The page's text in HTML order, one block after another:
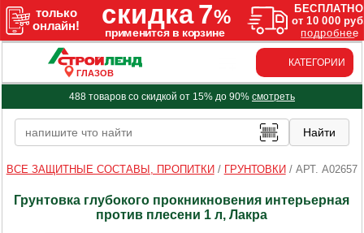
ГЛАЗОВ
КАТЕГОРИИ
488 товаров со скидкой от 15% до 90% смотреть
ВСЕ ЗАЩИТНЫЕ СОСТАВЫ, ПРОПИТКИ / ГРУНТОВКИ / АРТ. A02657
Грунтовка глубокого прокникновения интерьерная
против плесени 1 л, Лакра